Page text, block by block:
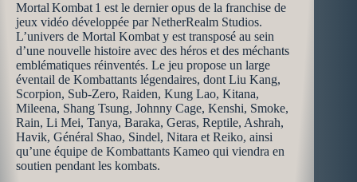
Mortal Kombat 1 est le dernier opus de la franchise de
jeux vidéo développée par NetherRealm Studios.
L’univers de Mortal Kombat y est transposé au sein
d’une nouvelle histoire avec des héros et des méchants
emblématiques réinventés. Le jeu propose un large
éventail de Kombattants légendaires, dont Liu Kang,
Scorpion, Sub-Zero, Raiden, Kung Lao, Kitana,
Mileena, Shang Tsung, Johnny Cage, Kenshi, Smoke,
Rain, Li Mei, Tanya, Baraka, Geras, Reptile, Ashrah,
Havik, Général Shao, Sindel, Nitara et Reiko, ainsi
qu’une équipe de Kombattants Kameo qui viendra en
soutien pendant les kombats.